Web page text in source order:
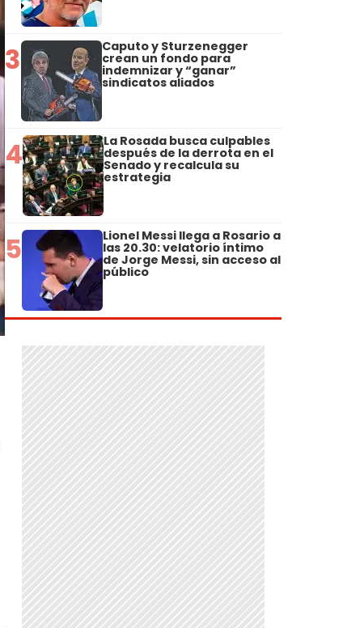
3 Caputo y Sturzenegger
crean un fondo para
indemnizar y “ganar”
sindicatos aliados
4 La Rosada busca culpables
después de la derrota en el
Senado y recalcula su
estrategia
5 Lionel Messi llega a Rosario a
las 20.30: velatorio íntimo
de Jorge Messi, sin acceso al
público